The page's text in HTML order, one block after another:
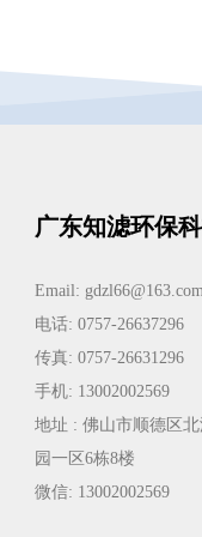
广东知滤环保
Email:
电话: 0757-26637296
传真: 0757-26631296
手机: 13002002569
地址 : 佛山市顺德区
园一区6栋8楼
微信: 13002002569